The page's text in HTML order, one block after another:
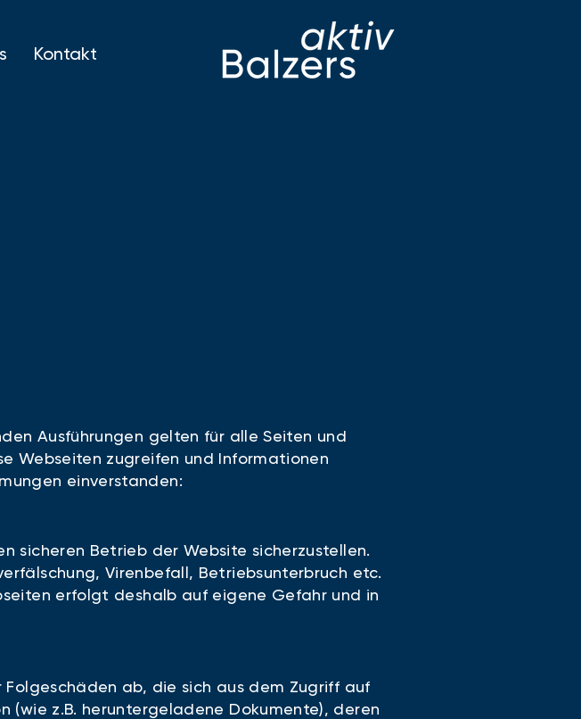
Kontakt
Ausführungen gelten für alle Seiten und
Webseiten zugreifen und Informationen
einverstanden:
sicheren Betrieb der Website sicherzustellen.
Virenbefall, Betriebsunterbruch etc.
erfolgt deshalb auf eigene Gefahr und in
ab, die sich aus dem Zugriff auf
(wie z.B. heruntergeladene Dokumente), deren